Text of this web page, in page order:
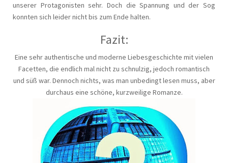
unserer Protagonisten sehr. Doch die Spannung und der Sog
konnten sich leider nicht bis zum Ende halten.
Fazit:
Eine sehr authentische und moderne Liebesgeschichte mit vielen
Facetten, die endlich mal nicht zu schnulzig, jedoch romantisch
und süß war. Dennoch nichts, was man unbedingt lesen muss, aber
durchaus eine schöne, kurzweilige Romanze.